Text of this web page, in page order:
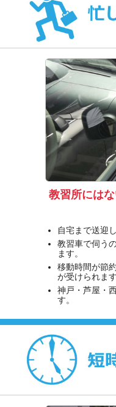
教習所には
自宅まで送迎
教習車で伺う
ます。
移動時間が節
が受けられます
神戸・芦屋・
す。